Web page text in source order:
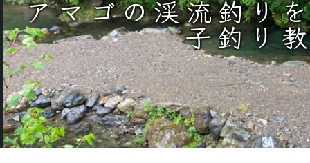
アマゴの渓流釣り
子釣り